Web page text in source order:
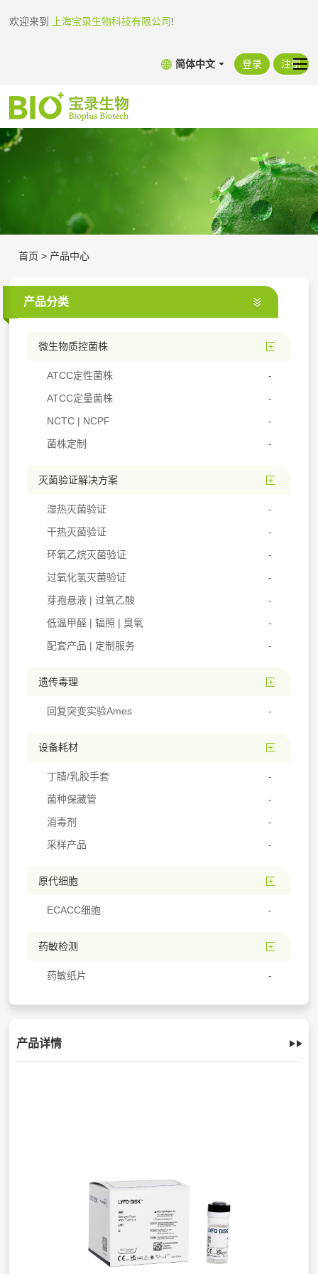
欢迎来到 上海宝录生物科技有限公司!
简体中文 登录 注册
首页 > 产品中心
产品分类
微生物质控菌株
ATCC定性菌株
ATCC定量菌株
NCTC | NCPF
菌株定制
灭菌验证解决方案
湿热灭菌验证
干热灭菌验证
环氧乙烷灭菌验证
过氧化氢灭菌验证
芽孢悬液 | 过氧乙酸
低温甲醛 | 辐照 | 臭氧
配套产品 | 定制服务
遗传毒理
回复突变实验Ames
设备耗材
丁腈/乳胶手套
菌种保藏管
消毒剂
采样产品
原代细胞
ECACC细胞
药敏检测
药敏纸片
产品详情